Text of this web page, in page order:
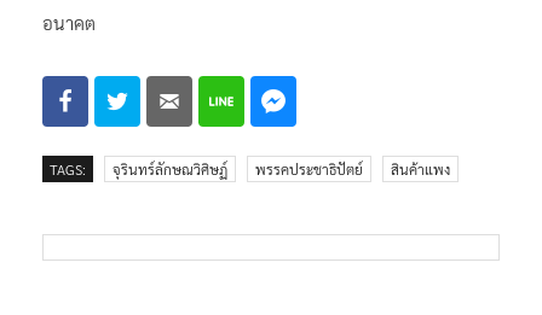
อนาคต
TAGS: จุรินทร์ลักษณวิศิษฏ์ พรรคประชาธิปัตย์ สินค้าแพง